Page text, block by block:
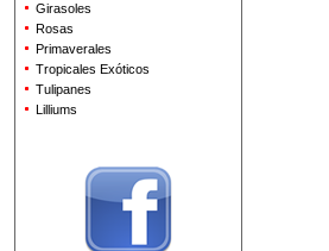
Girasoles
Rosas
Primaverales
Tropicales Exóticos
Tulipanes
Lilliums